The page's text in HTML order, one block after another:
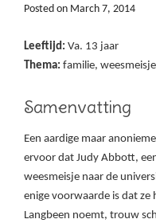
Posted on March 7, 2014
Leeftijd: Va. 13 jaar
Thema: familie, weesmeisje
Samenvatting
Een aardige maar
ervoor dat Judy Abbott,
weesmeisje naar de
enige voorwaarde is dat ze
Langbeen noemt, trouw